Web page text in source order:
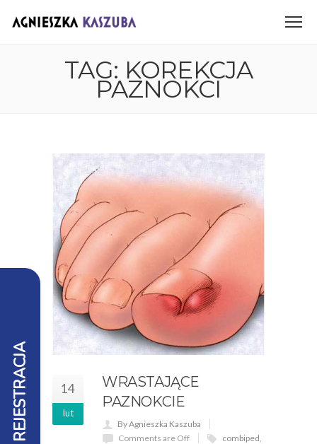
TAG: KOREKCJA
PAZNOKCI
14
lut
WRASTAJĄCE
PAZNOKCIE
By Agnieszka Kaszuba
Comments are Off
combiped,
REJESTRACJA